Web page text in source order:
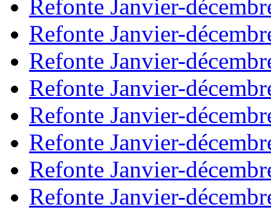
Refonte Janvier-
Refonte Janvier-
Refonte Janvier-
Refonte Janvier-
Refonte Janvier-
Refonte Janvier-
Refonte Janvier-
Refonte Janvier-